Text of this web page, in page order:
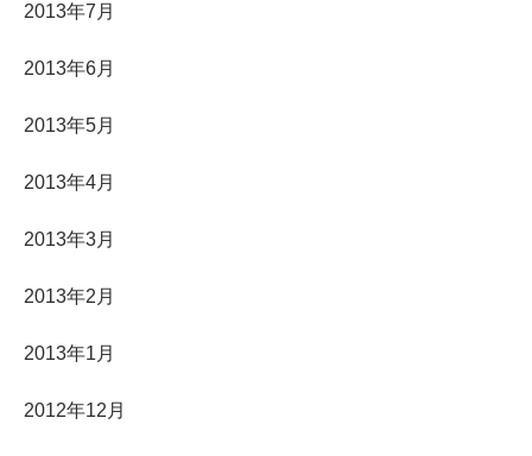
2013年7月
2013年6月
2013年5月
2013年4月
2013年3月
2013年2月
2013年1月
2012年12月